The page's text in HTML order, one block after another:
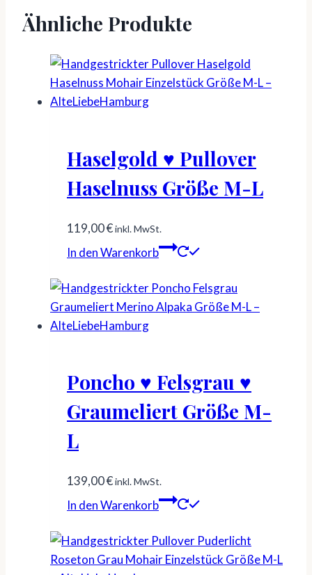
Ähnliche Produkte
Haselgold ♥ Pullover
Haselnuss Größe M-L
119,00€inkl. MwSt.
In den Warenkorb
Poncho ♥ Felsgrau ♥
Graumeliert Größe M-
L
139,00€inkl. MwSt.
In den Warenkorb